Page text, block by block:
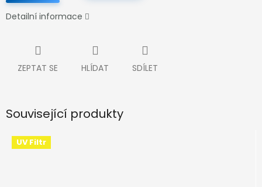
Detailní informace
ZEPTAT SE HLÍDAT SDÍLET
Související produkty
UV Filtr